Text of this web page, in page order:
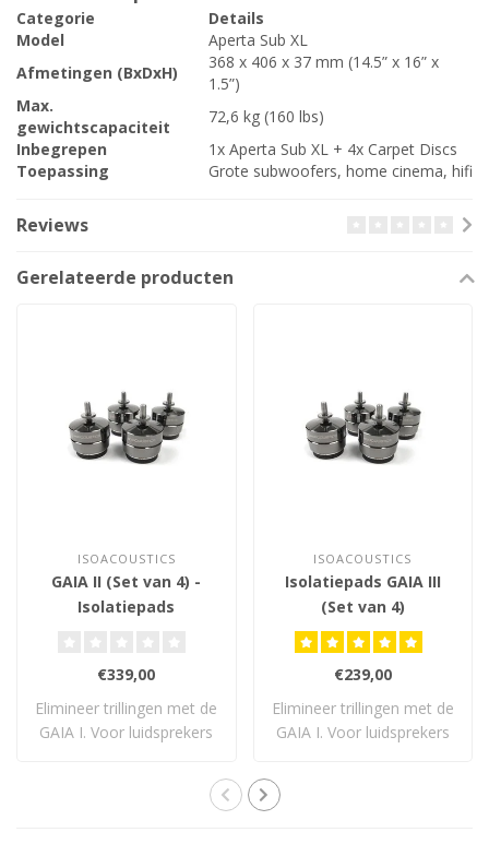
Categorie
Details
Model
Aperta Sub XL
Afmetingen (BxDxH)
368 x 406 x 37 mm (14.5” x 16” x
1.5”)
Max.
gewichtscapaciteit
72,6 kg (160 lbs)
Inbegrepen
1x Aperta Sub XL + 4x Carpet Discs
Toepassing
Grote subwoofers, home cinema, hifi
Reviews
Gerelateerde producten
ISOACOUSTICS
GAIA II (Set van 4) -
Isolatiepads
€339,00
Elimineer trillingen met de
GAIA I. Voor luidsprekers
ISOACOUSTICS
Isolatiepads GAIA III
(Set van 4)
€239,00
Elimineer trillingen met de
GAIA I. Voor luidsprekers